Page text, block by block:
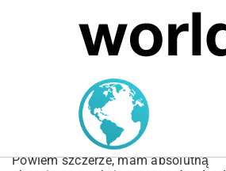
MARIUSZ ŁAMAGA 04.10.2025
Przepis na Ogórki
Musztardowo Miodowe:
Chrupiące i Idealne
Powiem szczerze, mam absolutną